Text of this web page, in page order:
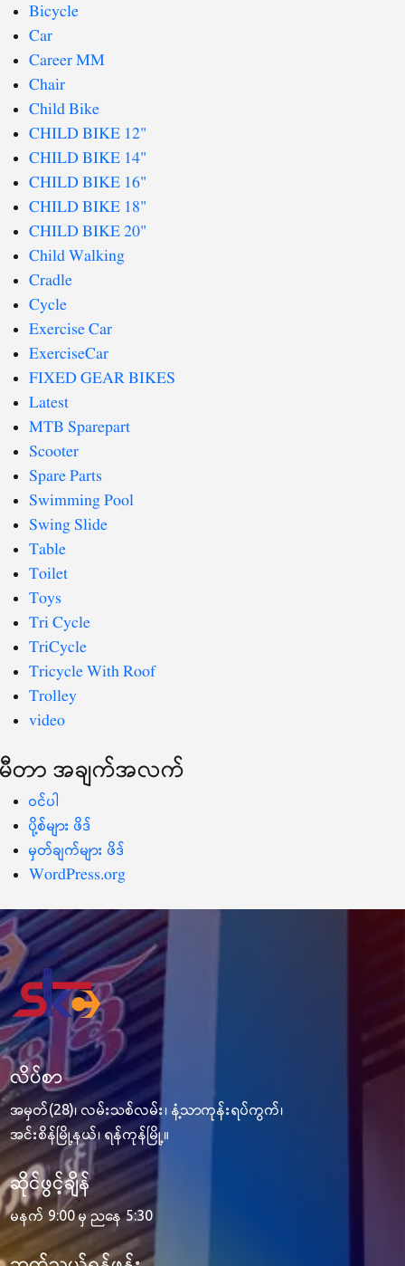
Bicycle
Car
Career MM
Chair
Child Bike
CHILD BIKE 12"
CHILD BIKE 14"
CHILD BIKE 16"
CHILD BIKE 18"
CHILD BIKE 20"
Child Walking
Cradle
Cycle
Exercise Car
ExerciseCar
FIXED GEAR BIKES
Latest
MTB Sparepart
Scooter
Spare Parts
Swimming Pool
Swing Slide
Table
Toilet
Toys
Tri Cycle
TriCycle
Tricycle With Roof
Trolley
video
မီတာ အချက်အလက်
ဝင်ပါ
ပို့စ်များ ဖိဒ်
မှတ်ချက်များ ဖိဒ်
WordPress.org
လိပ်စာ
အမှတ်(28)၊ လမ်းသစ်လမ်း၊ နံ့သာကုန်းရပ်ကွက်၊
အင်းစိန်မြို့နယ်၊ ရန်ကုန်မြို့။
ဆိုင်ဖွင့်ချိန်
မနက် 9:00 မှ ညနေ 5:30